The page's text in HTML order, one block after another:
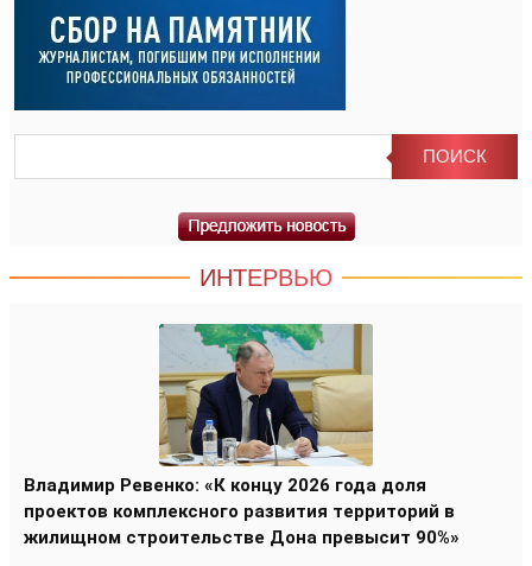
ИНТЕРВЬЮ
Владимир Ревенко: «К концу 2026 года доля
проектов комплексного развития территорий в
жилищном строительстве Дона превысит 90%»